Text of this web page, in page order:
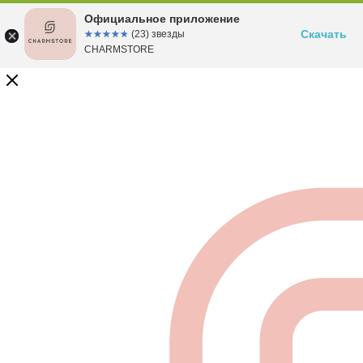
Официальное приложение
☆☆☆☆☆
★★★★★ (23) звезды
CHARMSTORE
Скачать